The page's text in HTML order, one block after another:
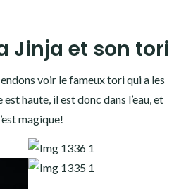
Jinja et son tori
voir le fameux tori qui a les
est haute, il est donc dans l’eau, et
magique!